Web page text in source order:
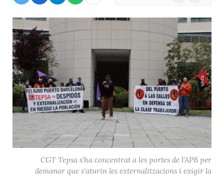
CGT Tepsa s'ha concentrat a les portes de l'APB per
demanar que s'aturin les externalitzacions i exigir la